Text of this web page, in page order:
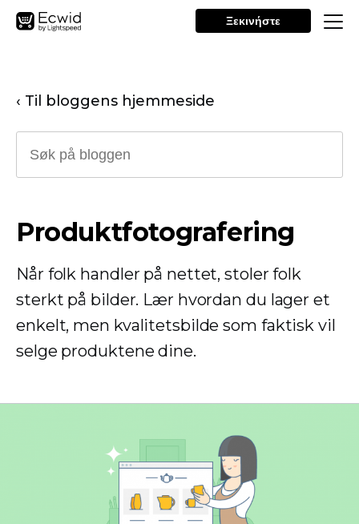
Ξεκινήστε
‹ Til bloggens hjemmeside
Produktfotografering
Når folk handler på nettet, stoler folk
sterkt på bilder. Lær hvordan du lager et
enkelt, men kvalitetsbilde som faktisk vil
selge produktene dine.